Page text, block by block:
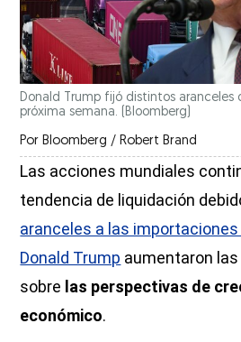
Donald Trump fijó distintos aranceles
próxima semana.
(Bloomberg)
Por Bloomberg / Robert Brand
Las acciones mundiales
tendencia de liquidación
aranceles a las
Donald Trump aumentaron
sobre las perspectivas de
económico.